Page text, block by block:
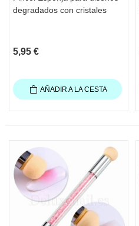
degradados con cristales
5,95 €
AÑADIR A LA CESTA